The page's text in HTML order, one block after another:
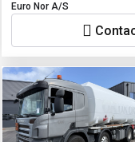
Euro Nor A/S